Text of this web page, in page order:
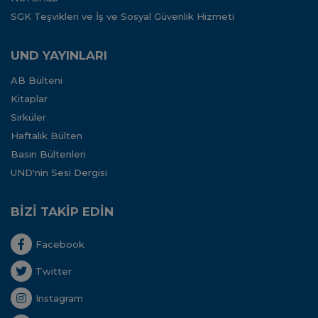
SGK Teşvikleri ve İş ve Sosyal Güvenlik Hizmeti
UND YAYINLARI
AB Bülteni
Kitaplar
Sirküler
Haftalık Bülten
Basın Bültenleri
UND'nin Sesi Dergisi
BİZİ TAKİP EDİN
Facebook
Twitter
Instagram